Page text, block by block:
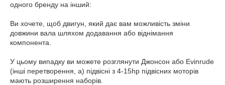
одного бренду на інший:
Ви хочете, щоб двигун, який дає вам можливість зміни
довжини вала шляхом додавання або віднімання
компонента.
У цьому випадку ви можете розглянути Джонсон або Evinrude
(інші перетворення, а) підвісні з 4-15hp підвісних моторів
мають розширення наборів.